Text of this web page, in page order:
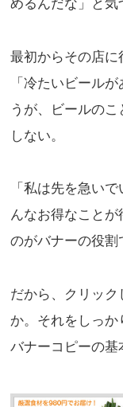
めるんだな」と気
最初からその店に
「冷たいビール
うが、ビールの
しない。
「私は先を急い
んなお得なこと
のがバナーの役割
だから、クリッ
か。それをしっか
バナーコピーの基